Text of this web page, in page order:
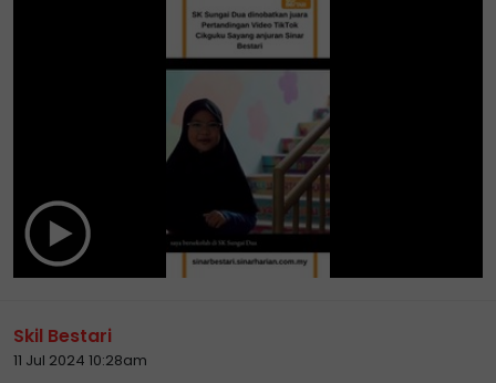
Skil Bestari
11 Jul 2024 10:28am